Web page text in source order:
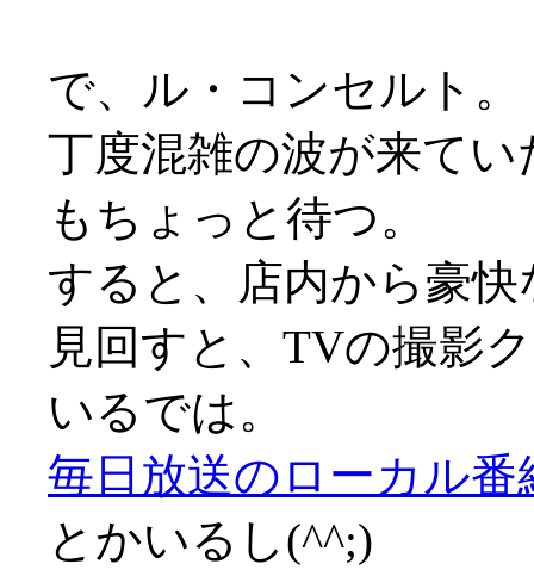
で、ル・コンセルト。
丁度混雑の波が来て
もちょっと待つ。
すると、店内から豪
見回すと、TVの撮影
いるでは。
毎日放送のローカル番
とかいるし(^^;)